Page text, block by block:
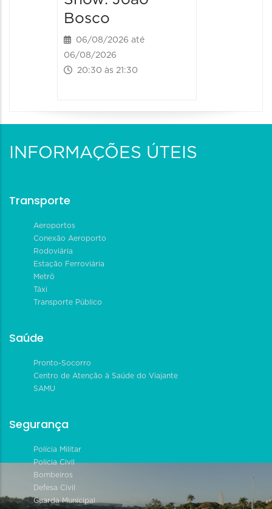
Bosco
06/08/2026 até
06/08/2026
20:30 às 21:30
INFORMAÇÕES ÚTEIS
Transporte
Aeroportos
Conexão Aeroporto
Rodoviária
Estação Ferroviária
Metrô
Táxi
Transporte Público
Saúde
Pronto-Socorro
Centro de Atenção à Saúde do Viajante
SAMU
Segurança
Polícia Militar
Polícia Civil
Bombeiros
Defesa Civil
Guarda Municipal